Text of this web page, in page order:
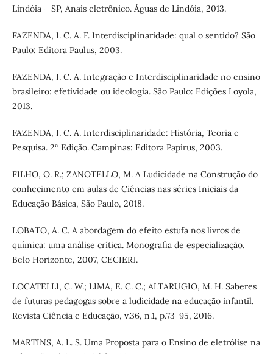
Lindóia – SP, Anais eletrônico. Águas de Lindóia, 2013.
FAZENDA, I. C. A. F. Interdisciplinaridade: qual o sentido? São
Paulo: Editora Paulus, 2003.
FAZENDA, I. C. A. Integração e Interdisciplinaridade no ensino
brasileiro: efetividade ou ideologia. São Paulo: Edições Loyola,
2013.
FAZENDA, I. C. A. Interdisciplinaridade: História, Teoria e
Pesquisa. 2ª Edição. Campinas: Editora Papirus, 2003.
FILHO, O. R.; ZANOTELLO, M. A Ludicidade na Construção do
conhecimento em aulas de Ciências nas séries Iniciais da
Educação Básica, São Paulo, 2018.
LOBATO, A. C. A abordagem do efeito estufa nos livros de
química: uma análise crítica. Monografia de especialização.
Belo Horizonte, 2007, CECIERJ.
LOCATELLI, C. W.; LIMA, E. C. C.; ALTARUGIO, M. H. Saberes
de futuras pedagogas sobre a ludicidade na educação infantil.
Revista Ciência e Educação, v.36, n.1, p.73-95, 2016.
MARTINS, A. L. S. Uma Proposta para o Ensino de eletrólise na